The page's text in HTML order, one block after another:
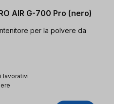
AIR G-700 Pro (nero)
per la polvere da
lavorativi